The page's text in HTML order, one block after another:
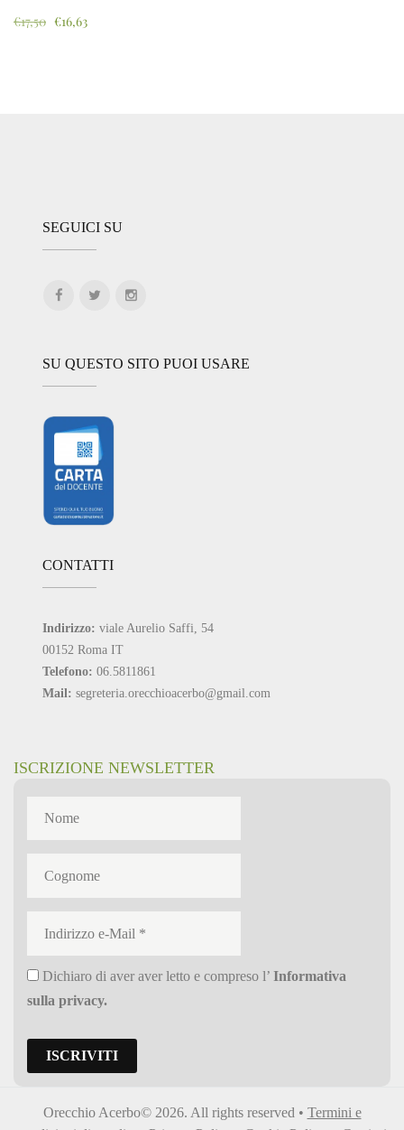
€17,50 €16,63
SEGUICI SU
SU QUESTO SITO PUOI USARE
CONTATTI
Indirizzo: viale Aurelio Saffi, 54
00152 Roma IT
Telefono: 06.5811861
Mail: segreteria.orecchioacerbo@gmail.com
ISCRIZIONE NEWSLETTER
Dichiaro di aver aver letto e compreso l’ Informativa
sulla privacy.
Orecchio Acerbo© 2026. All rights reserved • Termini e